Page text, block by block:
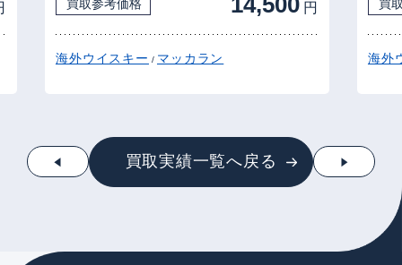
買取参考価格 円
海外ウイスキー / マッカラン
買
海外
買取実績一覧へ戻る